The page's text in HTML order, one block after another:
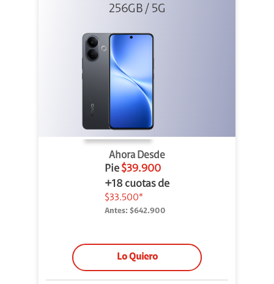
256GB / 5G
Ahora Desde
Pie $39.900
+18 cuotas de
$33.500*
Antes: $642.900
Lo Quiero